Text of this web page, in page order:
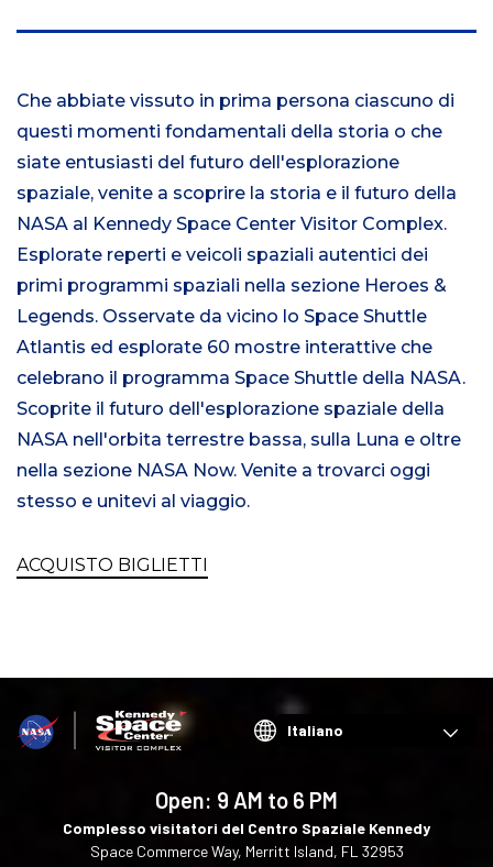
Che abbiate vissuto in prima persona ciascuno di
questi momenti fondamentali della storia o che
siate entusiasti del futuro dell'esplorazione
spaziale, venite a scoprire la storia e il futuro della
NASA al Kennedy Space Center Visitor Complex.
Esplorate reperti e veicoli spaziali autentici dei
primi programmi spaziali nella sezione Heroes &
Legends. Osservate da vicino lo Space Shuttle
Atlantis ed esplorate 60 mostre interattive che
celebrano il programma Space Shuttle della NASA.
Scoprite il futuro dell'esplorazione spaziale della
NASA nell'orbita terrestre bassa, sulla Luna e oltre
nella sezione NASA Now. Venite a trovarci oggi
stesso e unitevi al viaggio.
ACQUISTO BIGLIETTI
Choose
language
Open: 9 AM to 6 PM
Complesso visitatori del Centro Spaziale Kennedy
Space Commerce Way, Merritt Island, FL 32953